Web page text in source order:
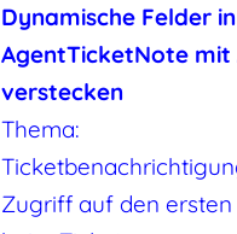
Dynamische Felder in
AgentTicketNote mit
verstecken
Thema:
Zugriff auf den ersten